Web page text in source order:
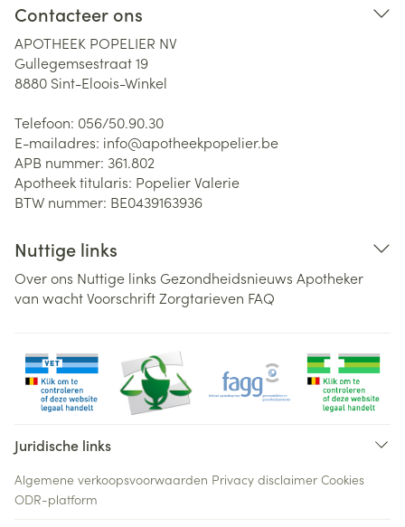
Contacteer ons
APOTHEEK POPELIER NV
Gullegemsestraat 19
8880 Sint-Eloois-Winkel
Telefoon: 056/50.90.30
E-mailadres: info@apotheekpopelier.be
APB nummer: 361.802
Apotheek titularis: Popelier Valerie
BTW nummer: BE0439163936
Nuttige links
Over ons Nuttige links Gezondheidsnieuws Apotheker
van wachtVoorschriftZorgtarieven FAQ
Juridische links
Algemene verkoopsvoorwaarden Privacy disclaimer Cookies
ODR-platform